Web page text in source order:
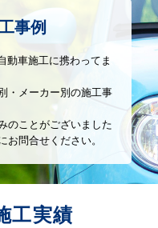
事例
動車施工に携わってま
・メーカー別の施工事
のことがございました
問合せください。
工実績